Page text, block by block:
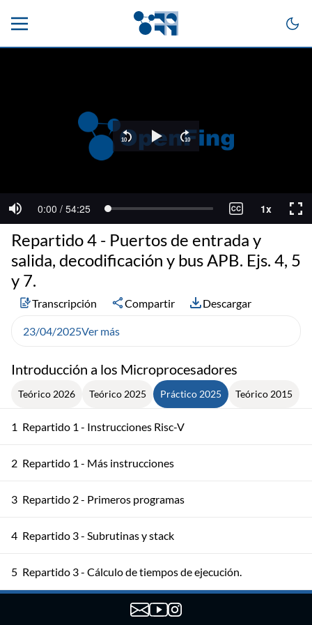
Introducción a los Microprocesadores
Teórico 2026 Teórico 2025 Práctico 2025 Teórico 2015
1 Repartido 1 - Instrucciones Risc-V
2 Repartido 1 - Más instrucciones
3 Repartido 2 - Primeros programas
4 Repartido 3 - Subrutinas y stack
5 Repartido 3 - Cálculo de tiempos de ejecución.
Repartido 4 - Puertos de entrada y salida, decodificación y
Repartido 4 - Puertos de entrada y
salida, decodificación y bus APB. Ejs. 4, 5
y 7.
Transcripción Compartir Descargar
23/04/2025Ver más